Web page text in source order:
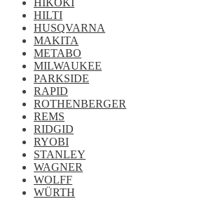
HIKOKI
HILTI
HUSQVARNA
MAKITA
METABO
MILWAUKEE
PARKSIDE
RAPID
ROTHENBERGER
REMS
RIDGID
RYOBI
STANLEY
WAGNER
WOLFF
WÜRTH